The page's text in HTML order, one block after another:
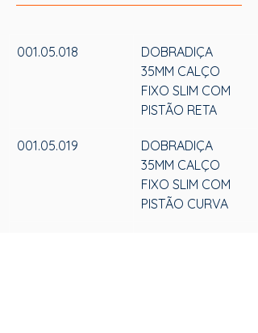
001.05.018
DOBRADIÇA
35MM CALÇO
FIXO SLIM COM
PISTÃO RETA
001.05.019
DOBRADIÇA
35MM CALÇO
FIXO SLIM COM
PISTÃO CURVA